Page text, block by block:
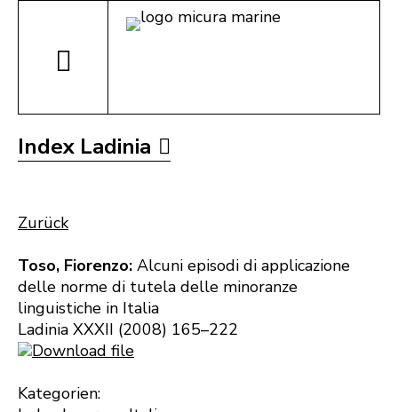
Index Ladinia
Zurück
Toso, Fiorenzo: Alcuni episodi di applicazione
delle norme di tutela delle minoranze
linguistiche in Italia
Ladinia XXXII (2008) 165–222
Download file
Kategorien: